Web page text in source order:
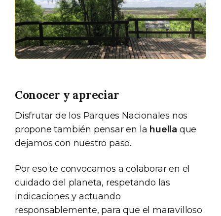
Conocer y apreciar
Disfrutar de los Parques Nacionales nos
propone también pensar en la huella que
dejamos con nuestro paso.
Por eso te convocamos a colaborar en el
cuidado del planeta, respetando las
indicaciones y actuando
responsablemente, para que el maravilloso